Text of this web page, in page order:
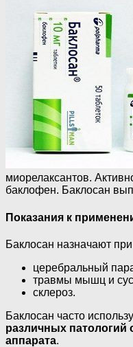
миорелаксантов.
баклофен. Баклосан
Показания к
Баклосан назначают
церебральный
травмы мышц и
склероз.
Баклосан часто
различных патологий
аппарата.